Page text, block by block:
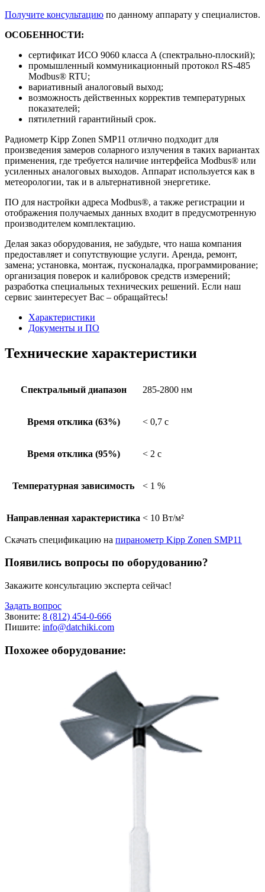
Получите консультацию по данному аппарату у специалистов.
ОСОБЕННОСТИ:
сертификат ИСО 9060 класса A (спектрально-плоский);
промышленный коммуникационный протокол RS-485
Modbus® RTU;
вариативный аналоговый выход;
возможность действенных корректив температурных
показателей;
пятилетний гарантийный срок.
Радиометр Kipp Zonen SMP11 отлично подходит для
произведения замеров соларного излучения в таких вариантах
применения, где требуется наличие интерфейса Modbus® или
усиленных аналоговых выходов. Аппарат используется как в
метеорологии, так и в альтернативной энергетике.
ПО для настройки адреса Modbus®, а также регистрации и
отображения получаемых данных входит в предусмотренную
производителем комплектацию.
Делая заказ оборудования, не забудьте, что наша компания
предоставляет и сопутствующие услуги. Аренда, ремонт,
замена; установка, монтаж, пусконаладка, программирование;
организация поверок и калибровок средств измерений;
разработка специальных технических решений. Если наш
сервис заинтересует Вас – обращайтесь!
Характеристики
Документы и ПО
Технические характеристики
Спектральный диапазон 285-2800 нм
Время отклика (63%) < 0,7 с
Время отклика (95%) < 2 с
Температурная зависимость < 1 %
Направленная характеристика < 10 Вт/м²
Скачать спецификацию на пиранометр Kipp Zonen SMP11
Появились вопросы по оборудованию?
Закажите консультацию эксперта сейчас!
Задать вопрос
Звоните: 8 (812) 454-0-666
Пишите: info@datchiki.com
Похожее оборудование: